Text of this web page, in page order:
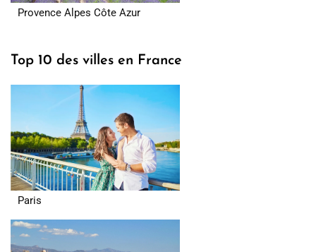
Provence Alpes Côte Azur
Top 10 des villes en France
Paris